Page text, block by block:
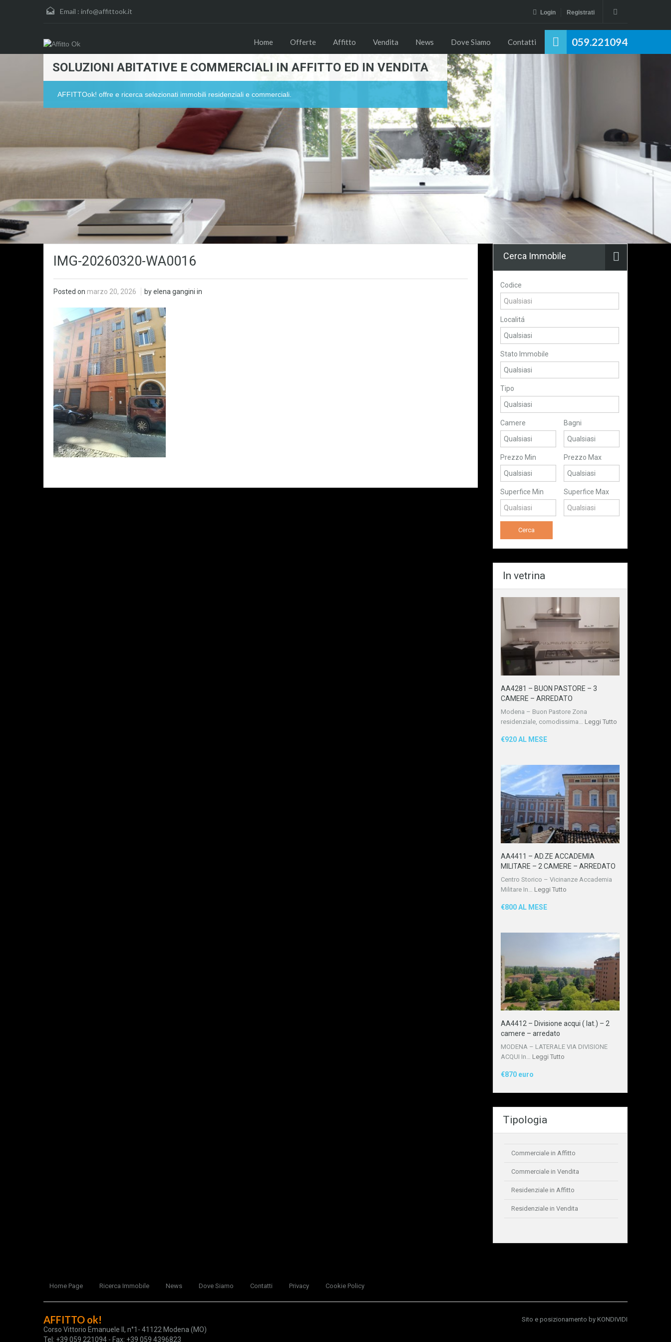
Email : info@affittook.it Login Registrati
059.221094
Home Offerte Affitto Vendita News Dove Siamo Contatti
SOLUZIONI ABITATIVE E COMMERCIALI IN AFFITTO ED IN VENDITA
AFFITTOok! offre e ricerca selezionati immobili residenziali e commerciali.
IMG-20260320-WA0016
Posted on marzo 20, 2026 by elena gangini in
Cerca Immobile
Codice
Localitá
Stato Immobile
Tipo
Camere Bagni
Prezzo Min Prezzo Max
Superfice Min Superfice Max
In vetrina
AA4281 – BUON PASTORE – 3
CAMERE – ARREDATO
Modena – Buon Pastore Zona
residenziale, comodissima… Leggi Tutto
€920 AL MESE
AA4411 – AD.ZE ACCADEMIA
MILITARE – 2 CAMERE – ARREDATO
Centro Storico – Vicinanze Accademia
Militare In… Leggi Tutto
€800 AL MESE
AA4412 – Divisione acqui ( lat.) – 2
camere – arredato
MODENA – LATERALE VIA DIVISIONE
ACQUI In… Leggi Tutto
€870 euro
Tipologia
Commerciale in Affitto
Commerciale in Vendita
Residenziale in Affitto
Residenziale in Vendita
Home Page Ricerca Immobile News Dove Siamo Contatti Privacy Cookie Policy
AFFITTO ok!
Corso Vittorio Emanuele II, n°1- 41122 Modena (MO)
Tel: +39 059 221094 - Fax: +39 059 4396823
Sito e posizionamento by KONDIVIDI